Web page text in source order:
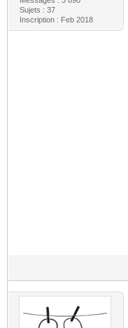
Sujets : 37
Inscription : Feb 2018